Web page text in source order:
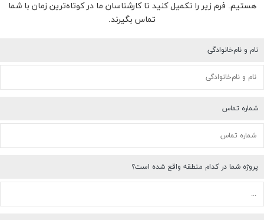
هستیم. فرم زیر را تکمیل کنید تا کارشناسان ما در کوتاه‌ترین زمان با شما
تماس بگیرند.
نام و نام‌خانوادگی
شماره تماس
پروژه شما در کدام منطقه واقع شده است؟